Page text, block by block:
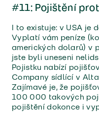
#11: Pojištění
I to existuje: v USA je
Vyplatí vám peníze
amerických dolarů) v
jste byli uneseni
Pojistku nabízí
Company sídlící v
Zajímavé je, že
100 000 takových
pojištění dokonce i